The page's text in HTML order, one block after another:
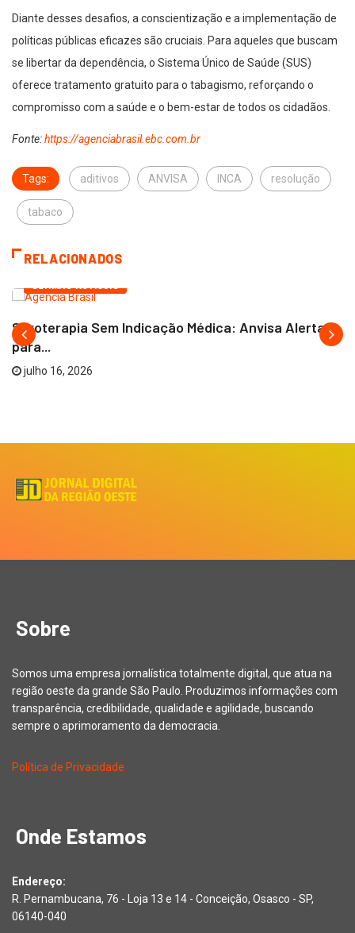
Diante desses desafios, a conscientização e a implementação de
políticas públicas eficazes são cruciais. Para aqueles que buscam
se libertar da dependência, o Sistema Único de Saúde (SUS)
oferece tratamento gratuito para o tabagismo, reforçando o
compromisso com a saúde e o bem-estar de todos os cidadãos.
Fonte:https://agenciabrasil.ebc.com.br
Tags: aditivos ANVISA INCA resolução
tabaco
RELACIONADOS
ÚLTIMAS NOTÍCIAS
Soroterapia Sem Indicação Médica: Anvisa Alerta
para...
julho 16, 2026
Sobre
Somos uma empresa jornalística totalmente digital, que atua na
região oeste da grande São Paulo. Produzimos informações com
transparência, credibilidade, qualidade e agilidade, buscando
sempre o aprimoramento da democracia.
Política de Privacidade
Onde Estamos
Endereço:
R. Pernambucana, 76 - Loja 13 e 14 - Conceição, Osasco - SP,
06140-040